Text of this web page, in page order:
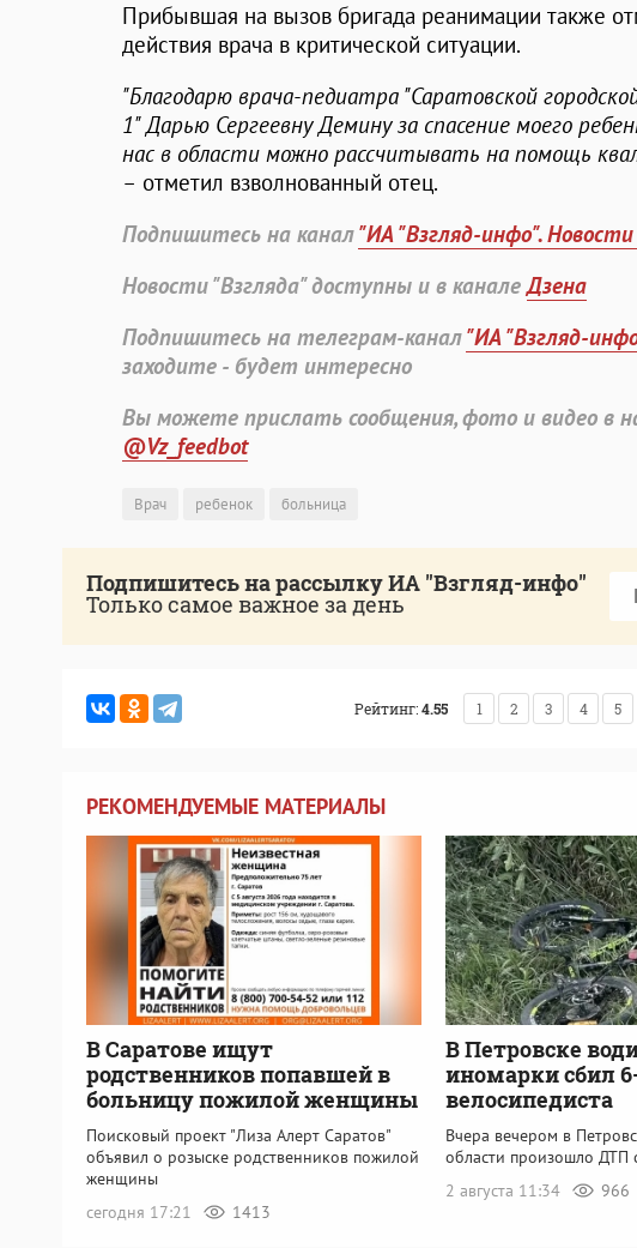
Прибывшая на вызов бригада реанимации также
действия врача в критической ситуации.
"Благодарю врача-педиатра "Саратовской
1" Дарью Сергеевну Демину за спасение моего
нас в области можно рассчитывать на помощь
– отметил взволнованный отец.
Подпишитесь на канал"ИА "Взгляд-инфо".
Новости "Взгляда" доступны и в каналеДзена
Подпишитесь на телеграм-канал"ИА "Взгляд-
заходите - будет интересно
Вы можете прислать сообщения, фото и видео в
@Vz_feedbot
Врач ребенок больница
Подпишитесь на рассылку ИА "Взгляд-инфо"
Только самое важное за день
Рейтинг:4.55 1 2 3 4 5
РЕКОМЕНДУЕМЫЕ МАТЕРИАЛЫ
В Саратове ищут
родственников попавшей в
больницу пожилой женщины
Поисковый проект "Лиза Алерт Саратов"
объявил о розыске родственников пожилой
женщины
сегодня 17:21
1413
В Петровске
иномарки сбил
велосипедиста
Вчера вечером в
области произошло ДТП
2 августа 11:34
966